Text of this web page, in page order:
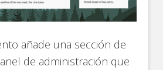
añade una sección de
de administración que